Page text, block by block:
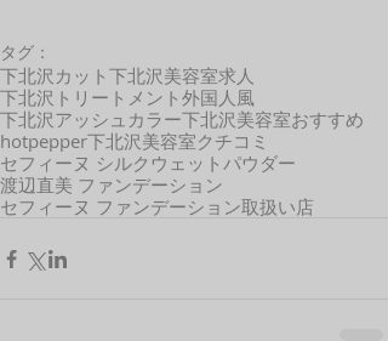
タグ：
下北沢カット 下北沢美容室求人
下北沢トリートメント 外国人風
下北沢アッシュカラー下北沢美容室おすすめ
hotpepper下北沢美容室クチコミ
セフィーヌ シルクウェットパウダー
渡辺直美 ファンデーション
セフィーヌ ファンデーション取扱い店